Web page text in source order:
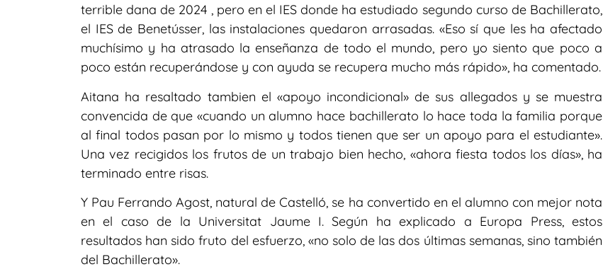
terrible dana de 2024 , pero en el IES donde ha estudiado segundo curso de Bachillerato,
el IES de Benetússer, las instalaciones quedaron arrasadas. «Eso sí que les ha afectado
muchísimo y ha atrasado la enseñanza de todo el mundo, pero yo siento que poco a
poco están recuperándose y con ayuda se recupera mucho más rápido», ha comentado.
Aitana ha resaltado tambien el «apoyo incondicional» de sus allegados y se muestra
convencida de que «cuando un alumno hace bachillerato lo hace toda la familia porque
al final todos pasan por lo mismo y todos tienen que ser un apoyo para el estudiante».
Una vez recigidos los frutos de un trabajo bien hecho, «ahora fiesta todos los días», ha
terminado entre risas.
Y Pau Ferrando Agost, natural de Castelló, se ha convertido en el alumno con mejor nota
en el caso de la Universitat Jaume I. Según ha explicado a Europa Press, estos
resultados han sido fruto del esfuerzo, «no solo de las dos últimas semanas, sino también
del Bachillerato».